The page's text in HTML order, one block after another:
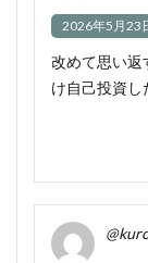
2026年5月23
改めて思い返
け自己投資し